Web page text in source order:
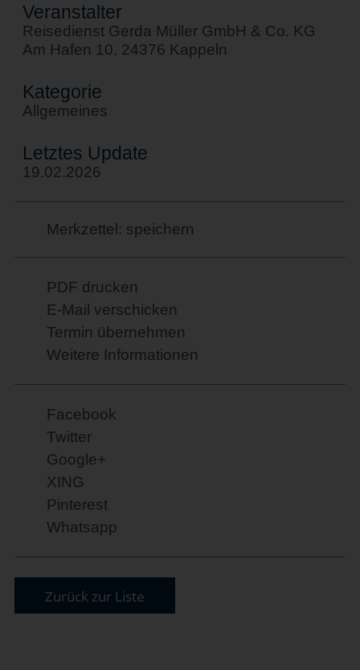
Veranstalter
Reisedienst Gerda Müller GmbH & Co. KG
Am Hafen 10, 24376 Kappeln
Kategorie
Allgemeines
Letztes Update
19.02.2026
Merkzettel: speichern
PDF drucken
E-Mail verschicken
Termin übernehmen
Weitere Informationen
Facebook
Twitter
Google+
XING
Pinterest
Whatsapp
Zurück zur Liste